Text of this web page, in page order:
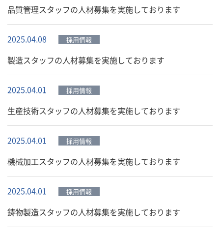
品質管理スタッフの人材募集を実施しております
2025.04.08 採用情報
製造スタッフの人材募集を実施しております
2025.04.01 採用情報
生産技術スタッフの人材募集を実施しております
2025.04.01 採用情報
機械加工スタッフの人材募集を実施しております
2025.04.01 採用情報
鋳物製造スタッフの人材募集を実施しております